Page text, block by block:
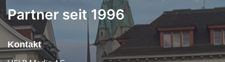
Partner seit 1996
Kontakt